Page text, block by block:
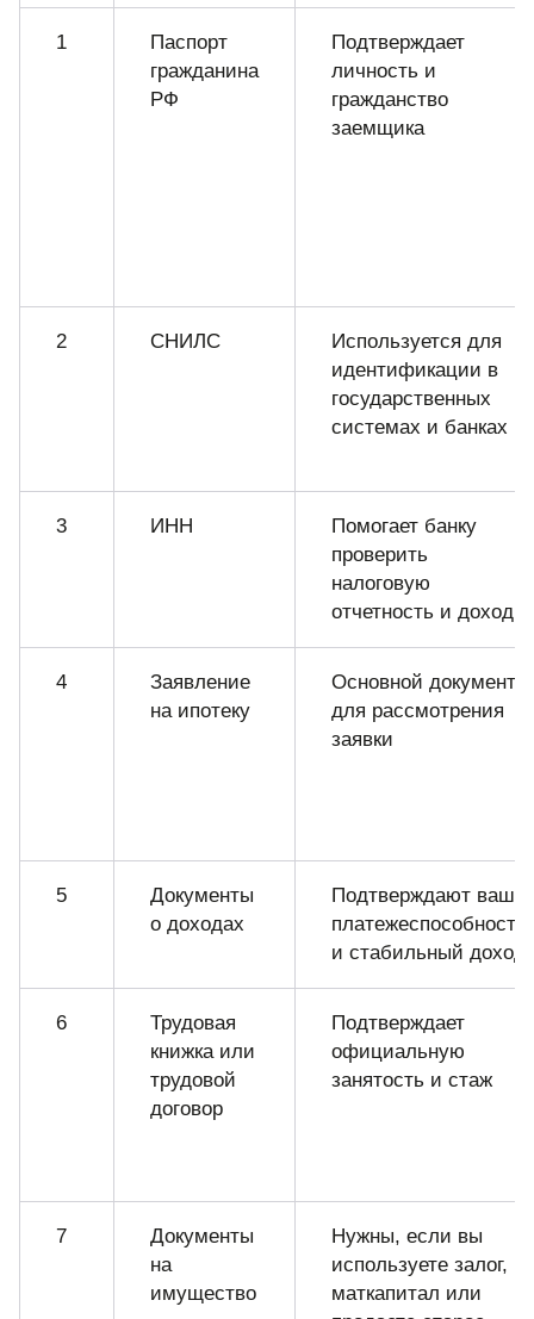
1
Паспорт
гражданина
РФ
Подтверждает
личность и
гражданство
заемщика
2 СНИЛС
Используется для
идентификации в
государственных
системах и банках
3 ИНН
Помогает банку
проверить
налоговую
отчетность и доход
4
Заявление
на ипотеку
Основной документ
для рассмотрения
заявки
5
Документы
о доходах
Подтверждают вашу
платежеспособность
и стабильный доход
6
Трудовая
книжка или
трудовой
договор
Подтверждает
официальную
занятость и стаж
7
Документы
на
имущество
Нужны, если вы
используете залог,
маткапитал или